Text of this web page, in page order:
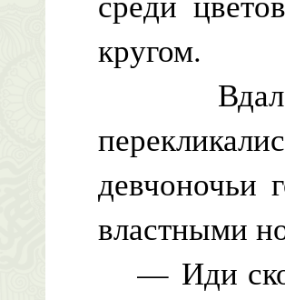
кругом.
Вдалеке
девчоночьи
властными
— Иди